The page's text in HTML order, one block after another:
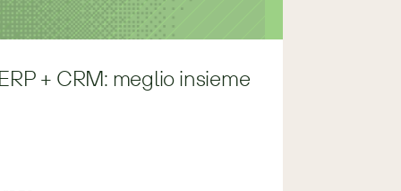
ERP + CRM: meglio insieme